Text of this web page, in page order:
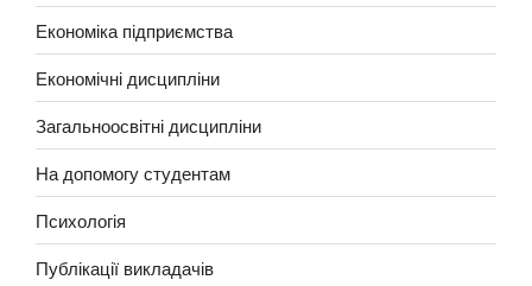
Економіка підприємства
Економічні дисципліни
Загальноосвітні дисципліни
На допомогу студентам
Психологія
Публікації викладачів